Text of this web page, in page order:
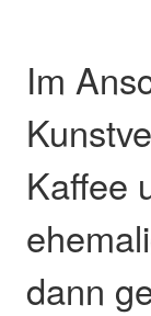
Im
Kaffee
dann